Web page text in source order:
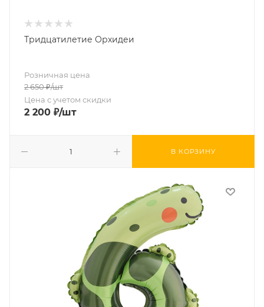
Тридцатилетие Орхидеи
Розничная цена
2 650₽/шт
Цена с учетом скидки
2 200 ₽/шт
В КОРЗИНУ